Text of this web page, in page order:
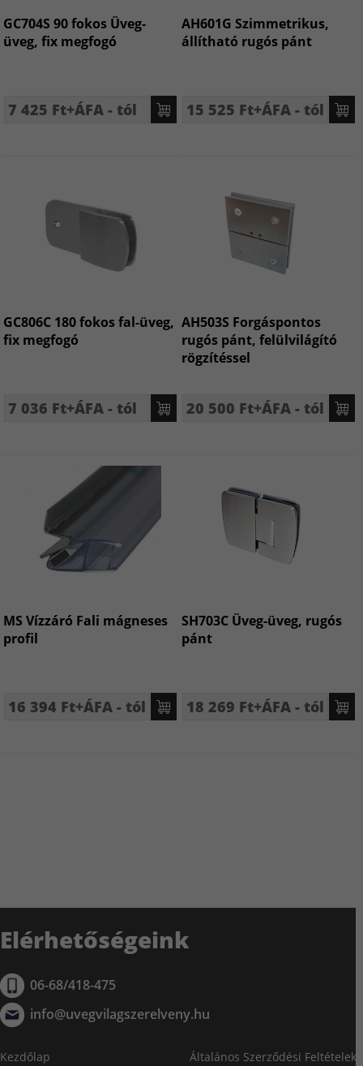
GC704S 90 fokos Üveg-
üveg, fix megfogó
7 425 Ft+ÁFA - tól
AH601G Szimmetrikus,
állítható rugós pánt
15 525 Ft+ÁFA - tól
GC806C 180 fokos fal-üveg,
fix megfogó
7 036 Ft+ÁFA - tól
AH503S Forgáspontos
rugós pánt, felülvilágító
rögzítéssel
20 500 Ft+ÁFA - tól
MS Vízzáró Fali mágneses
profil
16 394 Ft+ÁFA - tól
SH703C Üveg-üveg, rugós
pánt
18 269 Ft+ÁFA - tól
Elérhetőségeink
06-68/418-475
info@uvegvilagszerelveny.hu
Kezdőlap Általános Szerződési Feltételek